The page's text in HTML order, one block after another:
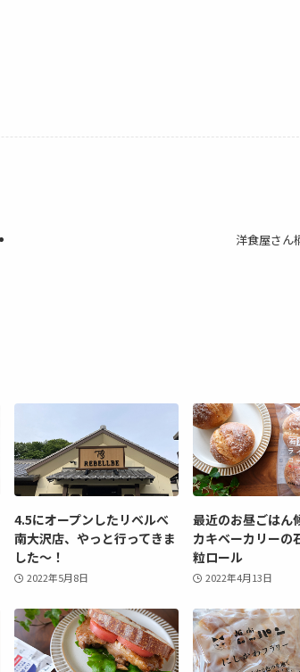
洋食屋さん
4.5にオープンしたリベルべ
南大沢店、やっと行ってきま
した～！
2022年5月8日
最近のお昼ごはん
カキベーカリーの
粒ロール
2022年4月13日